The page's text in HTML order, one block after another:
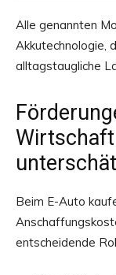
Alle genannten
Akkutechnologie,
alltagstaugliche
Beim E-Auto
entscheidende